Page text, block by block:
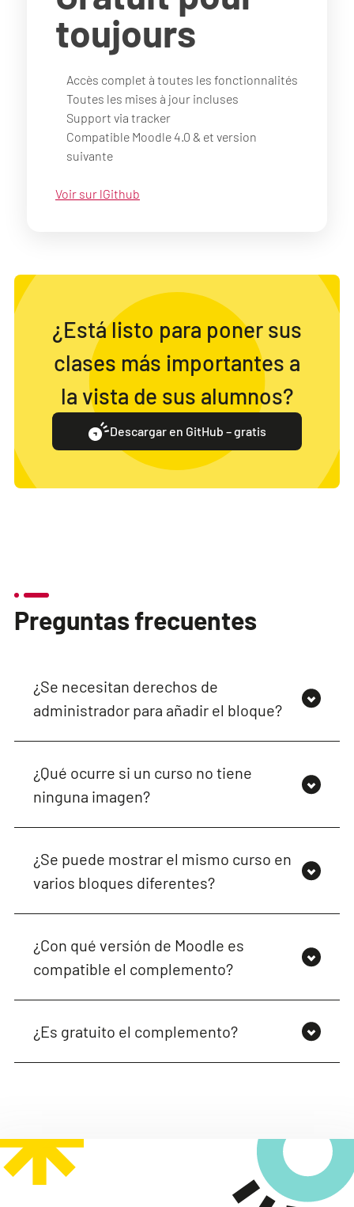
toujours
Accès complet à toutes les fonctionnalités
Toutes les mises à jour incluses
Support via tracker
Compatible Moodle 4.0 & et version
suivante
Voir sur lGithub
¿Está listo para poner sus
clases más importantes a
la vista de sus alumnos?
Descargar en GitHub – gratis
Preguntas frecuentes
¿Se necesitan derechos de
administrador para añadir el bloque?
¿Qué ocurre si un curso no tiene
ninguna imagen?
¿Se puede mostrar el mismo curso en
varios bloques diferentes?
¿Con qué versión de Moodle es
compatible el complemento?
¿Es gratuito el complemento?